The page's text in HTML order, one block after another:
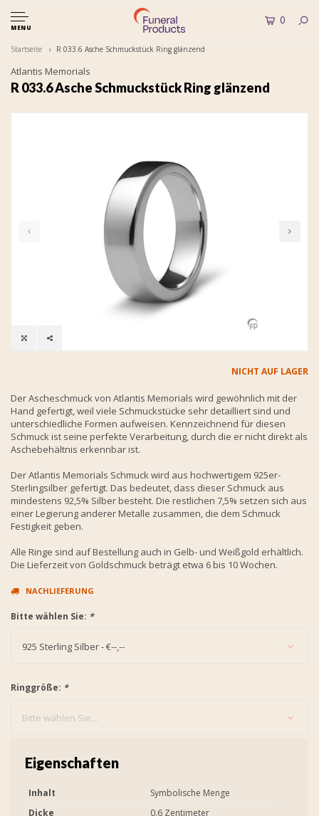
MENU
0
Startseite R 033.6 Asche Schmuckstück Ring glänzend
Atlantis Memorials
R 033.6 Asche Schmuckstück Ring glänzend
NICHT AUF LAGER
Der Ascheschmuck von Atlantis Memorials wird gewöhnlich mit der
Hand gefertigt, weil viele Schmuckstücke sehr detailliert sind und
unterschiedliche Formen aufweisen. Kennzeichnend für diesen
Schmuck ist seine perfekte Verarbeitung, durch die er nicht direkt als
Aschebehältnis erkennbar ist.
Der Atlantis Memorials Schmuck wird aus hochwertigem 925er-
Sterlingsilber gefertigt. Das bedeutet, dass dieser Schmuck aus
mindestens 92,5% Silber besteht. Die restlichen 7,5% setzen sich aus
einer Legierung anderer Metalle zusammen, die dem Schmuck
Festigkeit geben.
Alle Ringe sind auf Bestellung auch in Gelb- und Weißgold erhältlich.
Die Lieferzeit von Goldschmuck beträgt etwa 6 bis 10 Wochen.
NACHLIEFERUNG
Bitte wählen Sie: *
925 Sterling Silber - €--,--
Ringgröße: *
Bitte wählen Sie...
Eigenschaften
Inhalt
Symbolische Menge
Dicke
0.6 Zentimeter